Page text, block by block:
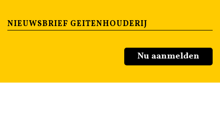
NIEUWSBRIEF GEITENHOUDERIJ
Nu aanmelden